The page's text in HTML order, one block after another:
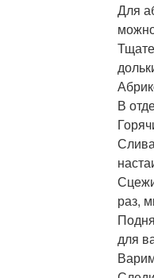
Для
В
раз,
для